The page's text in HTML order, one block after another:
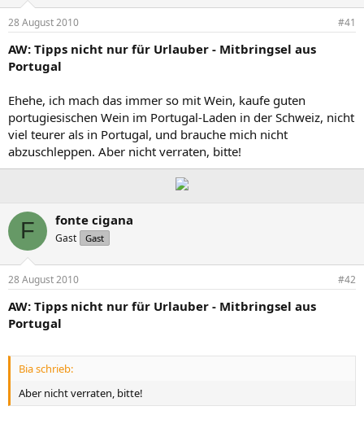
e
r
t
a
m
o
t
e
28 August 2010 #41
AW: Tipps nicht nur für Urlauber - Mitbringsel aus
Portugal
Ehehe, ich mach das immer so mit Wein, kaufe guten
portugiesischen Wein im Portugal-Laden in der Schweiz, nicht
viel teurer als in Portugal, und brauche mich nicht
abzuschleppen. Aber nicht verraten, bitte!
F fonte cigana
Gast Gast
28 August 2010 #42
AW: Tipps nicht nur für Urlauber - Mitbringsel aus
Portugal
Bia schrieb:
Aber nicht verraten, bitte!